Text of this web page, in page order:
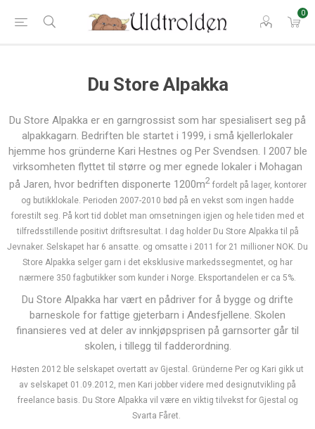
0
Du Store Alpakka
Du Store Alpakka er en garngrossist som har spesialisert seg på
alpakkagarn. Bedriften ble startet i 1999, i små kjellerlokaler
hjemme hos gründerne Kari Hestnes og Per Svendsen. I 2007 ble
virksomheten flyttet til større og mer egnede lokaler i Mohagan
på Jaren, hvor bedriften disponerte 1200m2 fordelt på lager, kontorer
og butikklokale. Perioden 2007-2010 bød på en vekst som ingen hadde
forestilt seg. På kort tid doblet man omsetningen igjen og hele tiden med et
tilfredsstillende positivt driftsresultat. I dag holder Du Store Alpakka til på
Jevnaker. Selskapet har 6 ansatte. og omsatte i 2011 for 21 millioner NOK. Du
Store Alpakka selger garn i det eksklusive markedssegmentet, og har
nærmere 350 fagbutikker som kunder i Norge. Eksportandelen er ca 5%.
Du Store Alpakka har vært en pådriver for å bygge og drifte
barneskole for fattige gjeterbarn i Andesfjellene. Skolen
finansieres ved at deler av innkjøpsprisen på garnsorter går til
skolen, i tillegg til fadderordning.
Høsten 2012 ble selskapet overtatt av Gjestal. Gründerne Per og Kari gikk ut
av selskapet 01.09.2012, men Kari jobber videre med designutvikling på
freelance basis. Du Store Alpakka vil være en viktig tilvekst for Gjestal og
Svarta Fåret.